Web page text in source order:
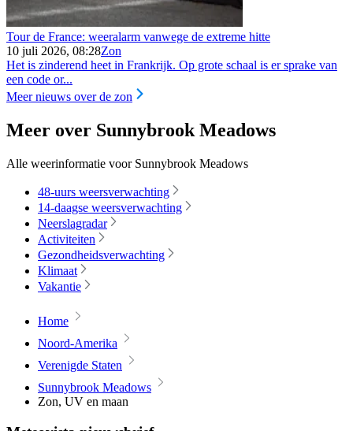
Tour de France: weeralarm vanwege de extreme hitte
10 juli 2026, 08:28Zon
Het is zinderend heet in Frankrijk. Op grote schaal is er sprake van
een code or...
Meer nieuws over de zon
Meer over Sunnybrook Meadows
Alle weerinformatie voor Sunnybrook Meadows
48-uurs weersverwachting
14-daagse weersverwachting
Neerslagradar
Activiteiten
Gezondheidsverwachting
Klimaat
Vakantie
Home
Noord-Amerika
Verenigde Staten
Sunnybrook Meadows
Zon, UV en maan